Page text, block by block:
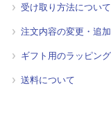
受け取り方法について
注文内容の変更・追
ギフト用のラッピン
送料について